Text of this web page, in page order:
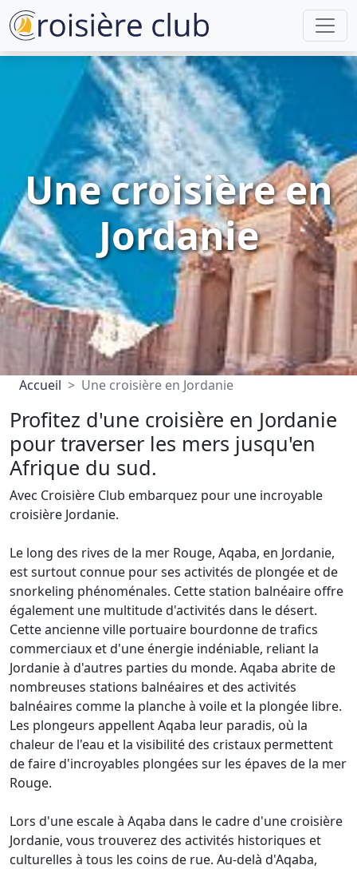
Une croisière en
Jordanie
Accueil Une croisière en Jordanie
Profitez d'une croisière en Jordanie
pour traverser les mers jusqu'en
Afrique du sud.
Avec Croisière Club embarquez pour une incroyable
croisière Jordanie.
Le long des rives de la mer Rouge, Aqaba, en Jordanie,
est surtout connue pour ses activités de plongée et de
snorkeling phénoménales. Cette station balnéaire offre
également une multitude d'activités dans le désert.
Cette ancienne ville portuaire bourdonne de trafics
commerciaux et d'une énergie indéniable, reliant la
Jordanie à d'autres parties du monde. Aqaba abrite de
nombreuses stations balnéaires et des activités
balnéaires comme la planche à voile et la plongée libre.
Les plongeurs appellent Aqaba leur paradis, où la
chaleur de l'eau et la visibilité des cristaux permettent
de faire d'incroyables plongées sur les épaves de la mer
Rouge.
Lors d'une escale à Aqaba dans le cadre d'une croisière
Jordanie, vous trouverez des activités historiques et
culturelles à tous les coins de rue. Au-delà d'Aqaba,